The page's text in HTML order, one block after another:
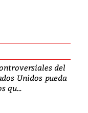
del
Unidos pueda
qu...